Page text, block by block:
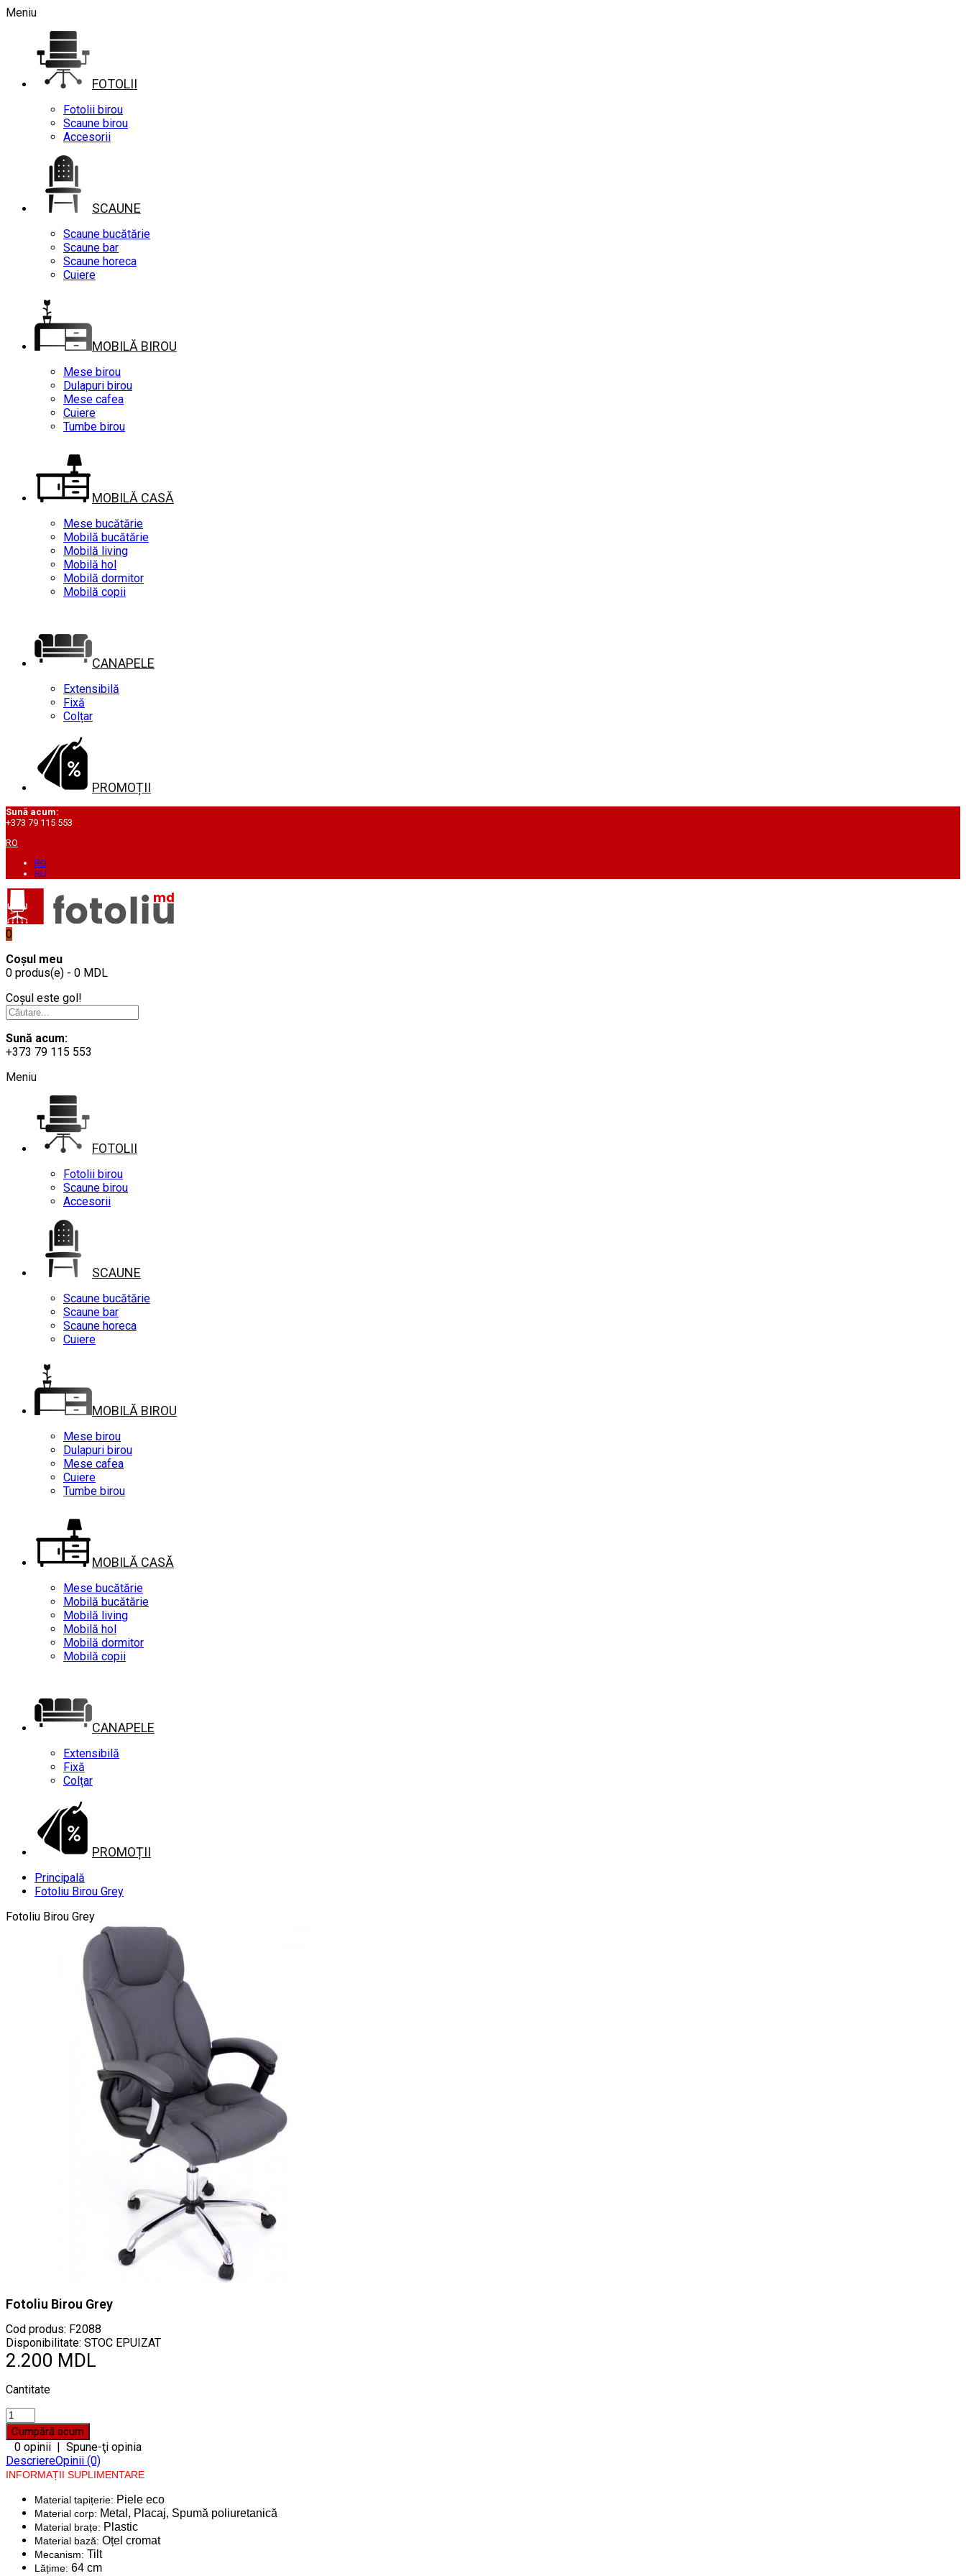
Meniu
FOTOLII
Fotolii birou
Scaune birou
Accesorii
SCAUNE
Scaune bucătărie
Scaune bar
Scaune horeca
Cuiere
MOBILĂ BIROU
Mese birou
Dulapuri birou
Mese cafea
Cuiere
Tumbe birou
MOBILĂ CASĂ
Mese bucătărie
Mobilă bucătărie
Mobilă living
Mobilă hol
Mobilă dormitor
Mobilă copii
CANAPELE
Extensibilă
Fixă
Colțar
PROMOȚII
Sună acum:
+373 79 115 553
RO
RO
RU
0
Coșul meu
0 produs(e) - 0 MDL
Coșul este gol!
Sună acum:
+373 79 115 553
Meniu
FOTOLII
Fotolii birou
Scaune birou
Accesorii
SCAUNE
Scaune bucătărie
Scaune bar
Scaune horeca
Cuiere
MOBILĂ BIROU
Mese birou
Dulapuri birou
Mese cafea
Cuiere
Tumbe birou
MOBILĂ CASĂ
Mese bucătărie
Mobilă bucătărie
Mobilă living
Mobilă hol
Mobilă dormitor
Mobilă copii
CANAPELE
Extensibilă
Fixă
Colțar
PROMOȚII
Principală
Fotoliu Birou Grey
Fotoliu Birou Grey
Fotoliu Birou Grey
Cod produs: F2088
Disponibilitate: STOC EPUIZAT
2.200 MDL
Cantitate
0 opinii | Spune-ţi opinia
DescriereOpinii (0)
INFORMAȚII SUPLIMENTARE
Material tapițerie: Piele eco
Material corp: Metal, Placaj, Spumă poliuretanică
Material brațe: Plastic
Material bază: Oțel cromat
Mecanism: Tilt
Lățime: 64 cm